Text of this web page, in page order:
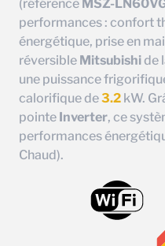
(référence MSZ-
performances : confort
énergétique, prise en
réversible Mitsubishi de
une puissance
calorifique de3.2 kW.
pointe Inverter, ce
performances
Chaud).